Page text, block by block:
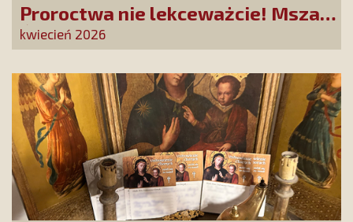
Proroctwa nie lekceważcie! Msza
Święta na Jasnej Górze –
dziękujemy za Waszą obecność!
kwiecień 2026